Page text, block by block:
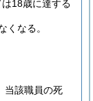
18歳に達する
くなる。
当該職員の死